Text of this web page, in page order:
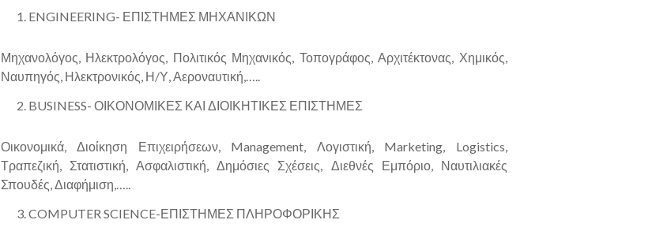
ENGINEERING- ΕΠΙΣΤΗΜΕΣ ΜΗΧΑΝΙΚΩΝ
Μηχανολόγος, Ηλεκτρολόγος, Πολιτικός Μηχανικός, Τοπογράφος, Αρχιτέκτονας, Χημικός,
Ναυπηγός, Ηλεκτρονικός, Η/Υ, Αεροναυτική,…..
BUSINESS- ΟΙΚΟΝΟΜΙΚΕΣ ΚΑΙ ΔΙΟΙΚΗΤΙΚΕΣ ΕΠΙΣΤΗΜΕΣ
Οικονομικά, Διοίκηση Επιχειρήσεων, Management, Λογιστική, Marketing, Logistics,
Τραπεζική, Στατιστική, Ασφαλιστική, Δημόσιες Σχέσεις, Διεθνές Εμπόριο, Ναυτιλιακές
Σπουδές, Διαφήμιση,…..
COMPUTER SCIENCE-ΕΠΙΣΤΗΜΕΣ ΠΛΗΡΟΦΟΡΙΚΗΣ